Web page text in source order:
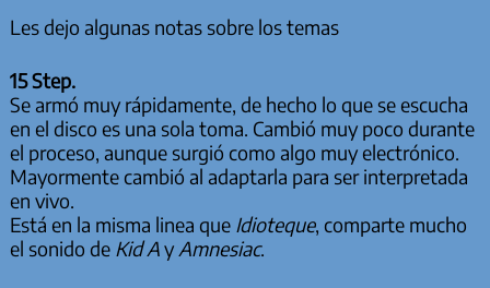
Les dejo algunas notas sobre los temas
15 Step.
Se armó muy rápidamente, de hecho lo que se escucha
en el disco es una sola toma. Cambió muy poco durante
el proceso, aunque surgió como algo muy electrónico.
Mayormente cambió al adaptarla para ser interpretada
en vivo.
Está en la misma linea que Idioteque, comparte mucho
el sonido de Kid AyAmnesiac.